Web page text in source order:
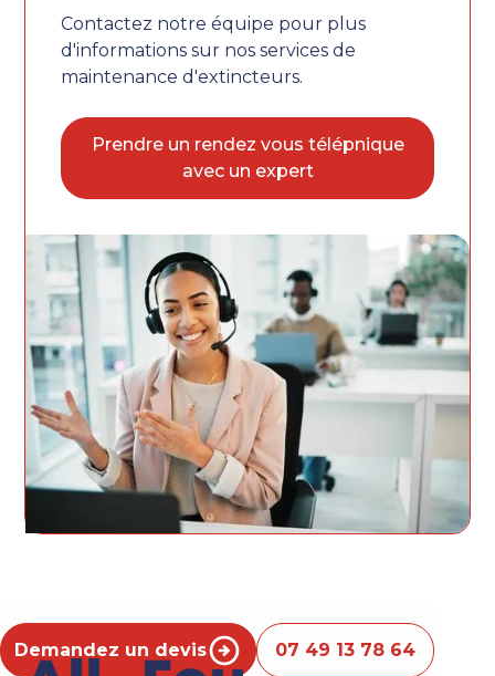
Contactez notre équipe pour plus
d'informations sur nos services de
maintenance d'extincteurs.
Prendre un rendez vous télépnique
avec un expert
Demandez un devis 07 49 13 78 64